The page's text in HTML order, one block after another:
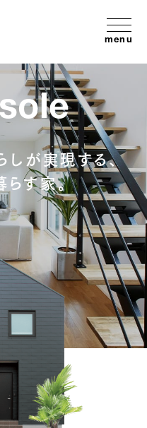
menu
が実現する、
す家。